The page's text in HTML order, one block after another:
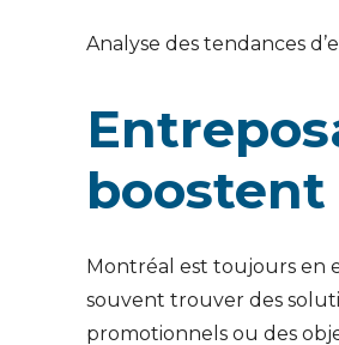
Analyse des tendances
Montréal est toujours en
souvent trouver des
promotionnels ou des